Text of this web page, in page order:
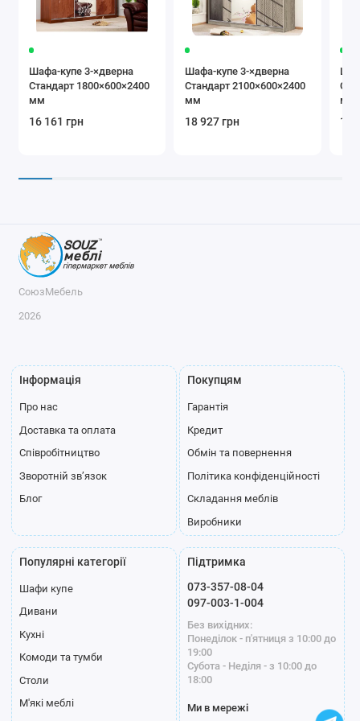
Шафа-купе 3-×дверна
Стандарт 1800×600×2400
мм
16 161 грн
Шафа-купе 3-×дверна
Стандарт 2100×600×2400
мм
18 927 грн
мм
19
СоюзМебель
2026
Інформація
Про нас
Доставка та оплата
Співробітництво
Зворотній зв’язок
Блог
Покупцям
Гарантія
Кредит
Обмін та повернення
Політика конфіденційності
Складання меблів
Виробники
Популярні категорії
Шафи купе
Дивани
Кухні
Комоди та тумби
Столи
М'які меблі
Підтримка
073-357-08-04
097-003-1-004
Без вихідних:
Понеділок - п'ятниця з 10:00 до
19:00
Субота - Неділя - з 10:00 до
18:00
Ми в мережі